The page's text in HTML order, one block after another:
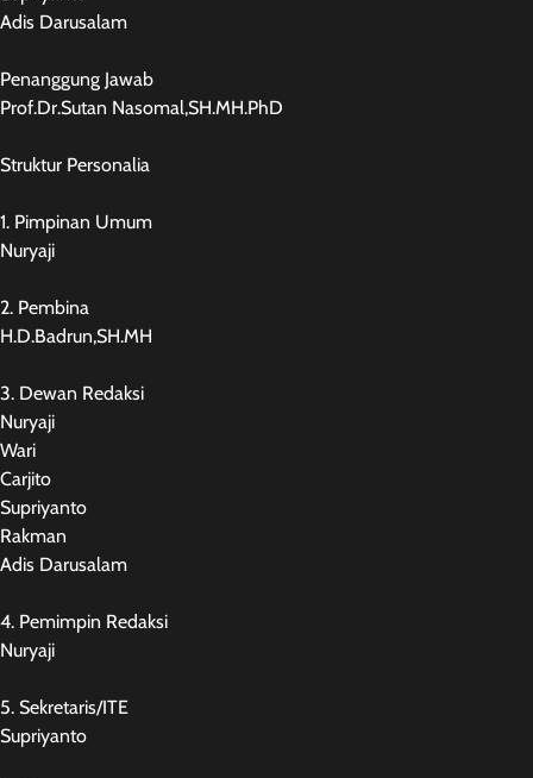
Adis Darusalam
Penanggung Jawab
Prof.Dr.Sutan Nasomal,SH.MH.PhD
Struktur Personalia
1. Pimpinan Umum
Nuryaji
2. Pembina
H.D.Badrun,SH.MH
3. Dewan Redaksi
Nuryaji
Wari
Carjito
Supriyanto
Rakman
Adis Darusalam
4. Pemimpin Redaksi
Nuryaji
5. Sekretaris/ITE
Supriyanto